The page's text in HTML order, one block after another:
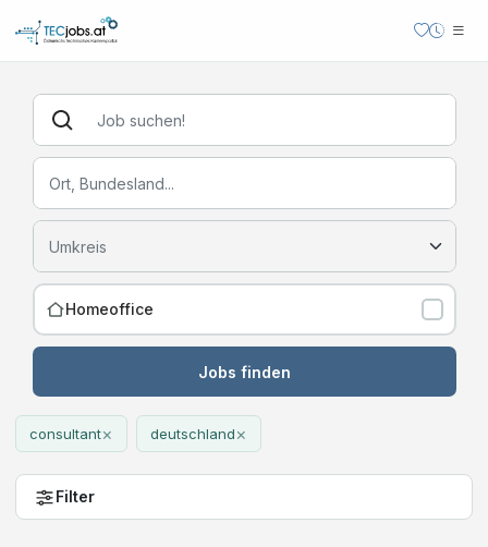
Homeoffice
Jobs finden
consultant× deutschland×
Filter